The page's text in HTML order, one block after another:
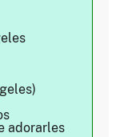
adorarles